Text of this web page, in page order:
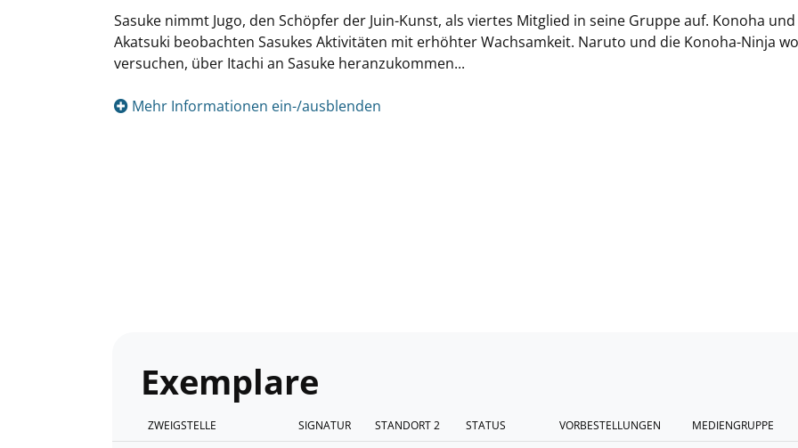
Sasuke nimmt Jugo, den Schöpfer der Juin-Kunst, als viertes Mitglied in seine Gruppe auf. Konoha und
Akatsuki beobachten Sasukes Aktivitäten mit erhöhter Wachsamkeit. Naruto und die Konoha-Ninja
versuchen, über Itachi an Sasuke heranzukommen...
Mehr Informationen ein-/ausblenden
Exemplare
ZWEIGSTELLE SIGNATUR STANDORT 2 STATUS VORBESTELLUNGEN MEDIENGRUPPE